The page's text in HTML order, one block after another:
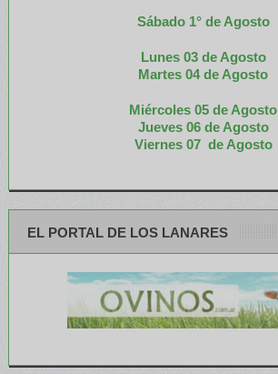
Sábado 1° de Agosto
Lunes 03 de Agosto
Martes 04 de Agosto
Miércoles 05 de Agosto
Jueves 06 de Agosto
Viernes 07 de Agosto
EL PORTAL DE LOS LANARES